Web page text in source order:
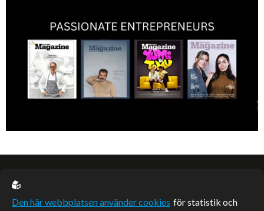
EU casino
Den här webbplatsen använder cookies för statistik och